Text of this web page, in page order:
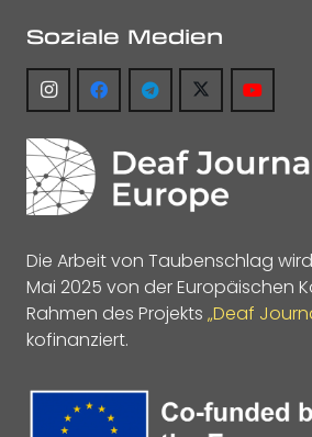
Soziale Medien
Die Arbeit von Taubenschlag
Mai 2025 von der Europäischen
Rahmen des Projekts „Deaf
kofinanziert.